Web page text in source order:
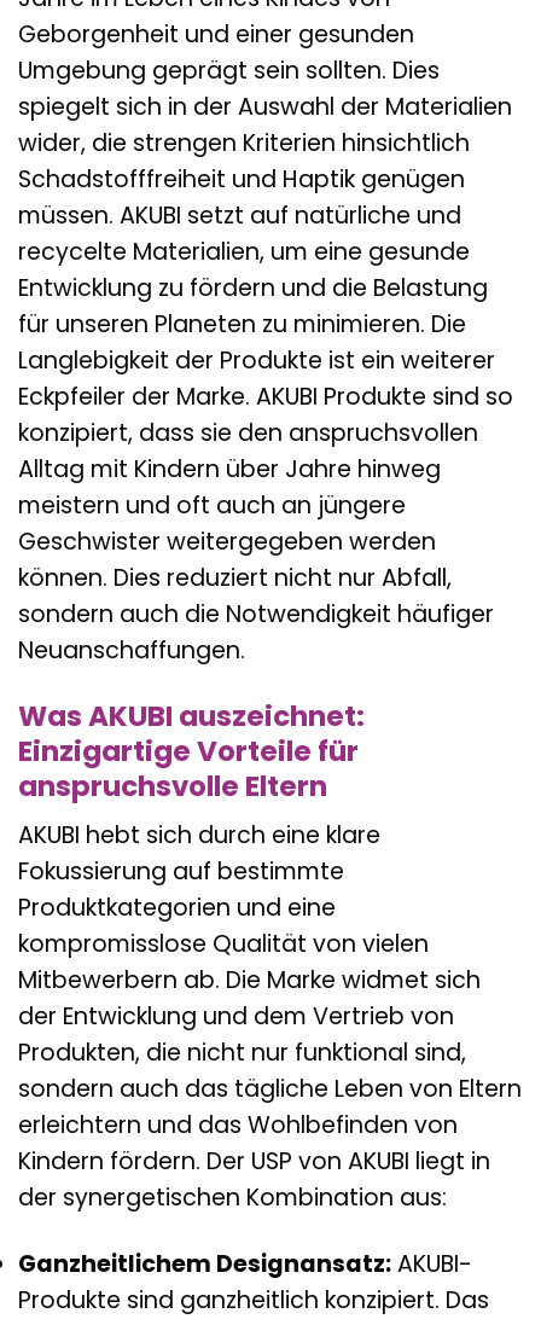
Geborgenheit und einer gesunden
Umgebung geprägt sein sollten. Dies
spiegelt sich in der Auswahl der Materialien
wider, die strengen Kriterien hinsichtlich
Schadstofffreiheit und Haptik genügen
müssen. AKUBI setzt auf natürliche und
recycelte Materialien, um eine gesunde
Entwicklung zu fördern und die Belastung
für unseren Planeten zu minimieren. Die
Langlebigkeit der Produkte ist ein weiterer
Eckpfeiler der Marke. AKUBI Produkte sind so
konzipiert, dass sie den anspruchsvollen
Alltag mit Kindern über Jahre hinweg
meistern und oft auch an jüngere
Geschwister weitergegeben werden
können. Dies reduziert nicht nur Abfall,
sondern auch die Notwendigkeit häufiger
Neuanschaffungen.
Was AKUBI auszeichnet:
Einzigartige Vorteile für
anspruchsvolle Eltern
AKUBI hebt sich durch eine klare
Fokussierung auf bestimmte
Produktkategorien und eine
kompromisslose Qualität von vielen
Mitbewerbern ab. Die Marke widmet sich
der Entwicklung und dem Vertrieb von
Produkten, die nicht nur funktional sind,
sondern auch das tägliche Leben von Eltern
erleichtern und das Wohlbefinden von
Kindern fördern. Der USP von AKUBI liegt in
der synergetischen Kombination aus:
Ganzheitlichem Designansatz:AKUBI-
Produkte sind ganzheitlich konzipiert. Das